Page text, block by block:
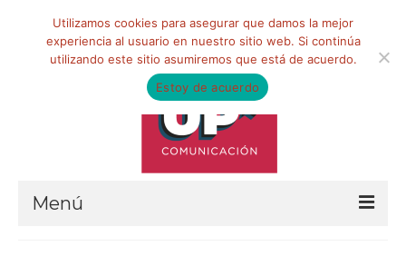
Menú
Utilizamos cookies para asegurar que damos la mejor
experiencia al usuario en nuestro sitio web. Si continúa
utilizando este sitio asumiremos que está de acuerdo.
Estoy de acuerdo